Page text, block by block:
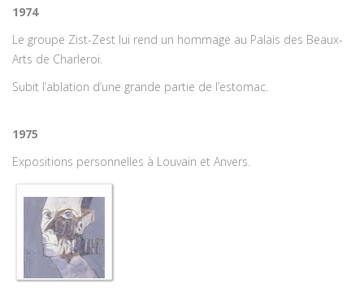
1974
Le groupe Zist-Zest lui rend un hommage au Palais des Beaux-
Arts de Charleroi.
Subit l’ablation d’une grande partie de l’estomac.
1975
Expositions personnelles à Louvain et Anvers.